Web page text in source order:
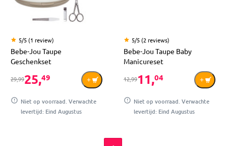
5/5 (1 review)
Bebe-Jou Taupe
Geschenkset
29,9925,49
Niet op voorraad. Verwachte
levertijd: Eind Augustus
5/5 (2 reviews)
Bebe-Jou Taupe Baby
Manicureset
12,9911,04
Niet op voorraad. Verwachte
levertijd: Eind Augustus